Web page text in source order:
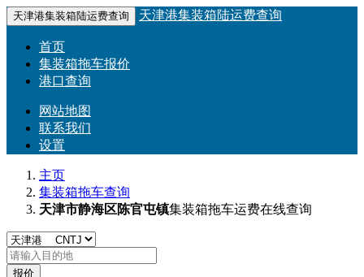
天津港集装箱陆运费查询 天津港集装箱陆运费查询
首页
集装箱拖车报价
港口查询
网站地图
联系我们
设置
主页
集装箱拖车查询
天津市静海区陈官屯镇集装箱拖车运费在线查询